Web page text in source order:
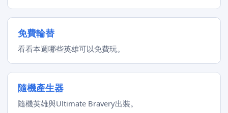
免費輪替
看看本週哪些英雄可以免費玩。
隨機產生器
隨機英雄與Ultimate Bravery出裝。